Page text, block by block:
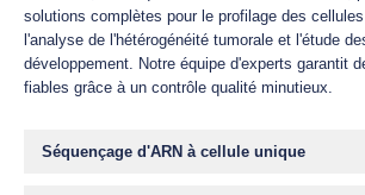
solutions complètes pour le profilage des
l'analyse de l'hétérogénéité tumorale et l'étude
développement. Notre équipe d'experts garantit
fiables grâce à un contrôle qualité minutieux.
Séquençage d'ARN à cellule unique